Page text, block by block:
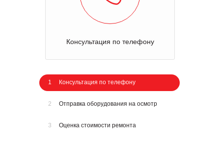
Консультация по телефону
1 Консультация по телефону
2 Отправка оборудования на осмотр
3 Оценка стоимости ремонта